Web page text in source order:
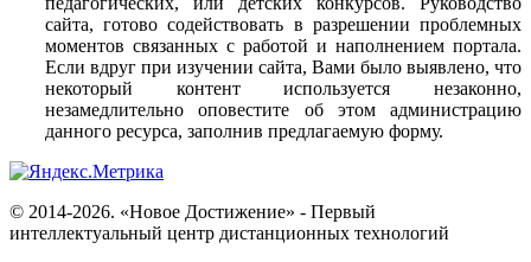
сайта, готово содействовать в разрешении проблемных
моментов связанных с работой и наполнением портала.
Если вдруг при изучении сайта, Вами было выявлено, что
некоторый контент используется незаконно,
незамедлительно оповестите об этом администрацию
данного ресурса, заполнив предлагаемую форму.
© 2014-2026. «Новое Достижение» - Первый
интеллектуальный центр дистанционных технологий